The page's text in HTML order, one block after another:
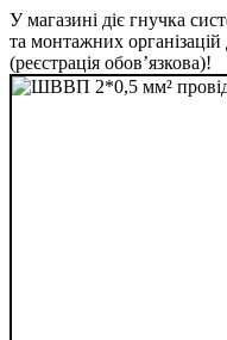
У магазині діє гнучка
та монтажних організацій
(реєстрація обов’язкова)!